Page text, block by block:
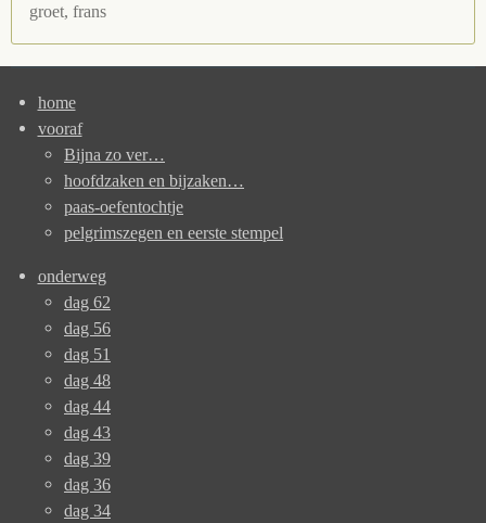
groet, frans
home
vooraf
Bijna zo ver…
hoofdzaken en bijzaken…
paas-oefentochtje
pelgrimszegen en eerste stempel
onderweg
dag 62
dag 56
dag 51
dag 48
dag 44
dag 43
dag 39
dag 36
dag 34